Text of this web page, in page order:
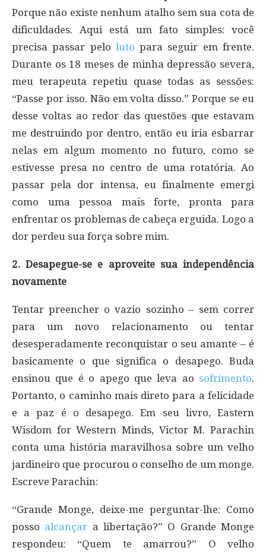
Porque não existe nenhum atalho sem sua cota de
dificuldades. Aqui está um fato simples: você
precisa passar pelo luto para seguir em frente.
Durante os 18 meses de minha depressão severa,
meu terapeuta repetiu quase todas as sessões:
“Passe por isso. Não em volta disso.” Porque se eu
desse voltas ao redor das questões que estavam
me destruindo por dentro, então eu iria esbarrar
nelas em algum momento no futuro, como se
estivesse presa no centro de uma rotatória. Ao
passar pela dor intensa, eu finalmente emergi
como uma pessoa mais forte, pronta para
enfrentar os problemas de cabeça erguida. Logo a
dor perdeu sua força sobre mim.
2. Desapegue-se e aproveite sua independência
novamente
Tentar preencher o vazio sozinho – sem correr
para um novo relacionamento ou tentar
desesperadamente reconquistar o seu amante – é
basicamente o que significa o desapego. Buda
ensinou que é o apego que leva ao sofrimento.
Portanto, o caminho mais direto para a felicidade
e a paz é o desapego. Em seu livro, Eastern
Wisdom for Western Minds, Victor M. Parachin
conta uma história maravilhosa sobre um velho
jardineiro que procurou o conselho de um monge.
Escreve Parachin:
“Grande Monge, deixe-me perguntar-lhe: Como
posso alcançar a libertação?” O Grande Monge
respondeu: “Quem te amarrou?” O velho